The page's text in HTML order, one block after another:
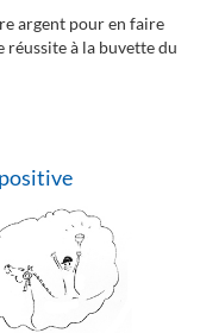
argent pour en faire
à la buvette du